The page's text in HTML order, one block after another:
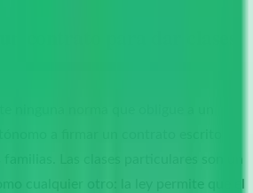
contrato para dar clases
ninguna norma que obligue a un
a firmar un contrato escrito
Las clases particulares son un
cualquier otro: la ley permite que el